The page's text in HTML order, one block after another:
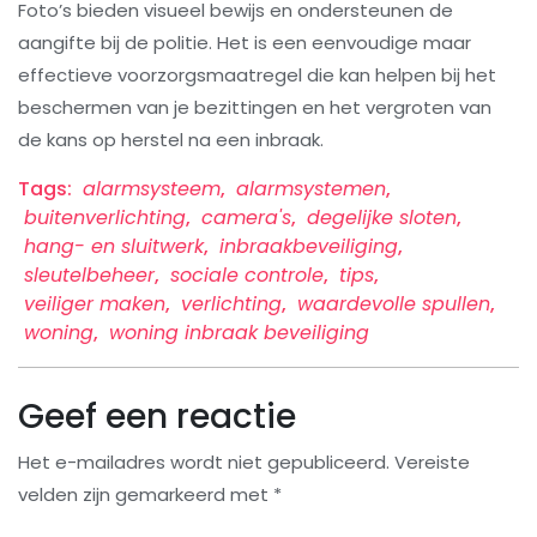
Foto’s bieden visueel bewijs en ondersteunen de
aangifte bij de politie. Het is een eenvoudige maar
effectieve voorzorgsmaatregel die kan helpen bij het
beschermen van je bezittingen en het vergroten van
de kans op herstel na een inbraak.
Tags: alarmsysteem, alarmsystemen,
buitenverlichting, camera's, degelijke sloten,
hang- en sluitwerk, inbraakbeveiliging,
sleutelbeheer, sociale controle, tips,
veiliger maken, verlichting, waardevolle spullen,
woning, woning inbraak beveiliging
Geef een reactie
Het e-mailadres wordt niet gepubliceerd. Vereiste
velden zijn gemarkeerd met *